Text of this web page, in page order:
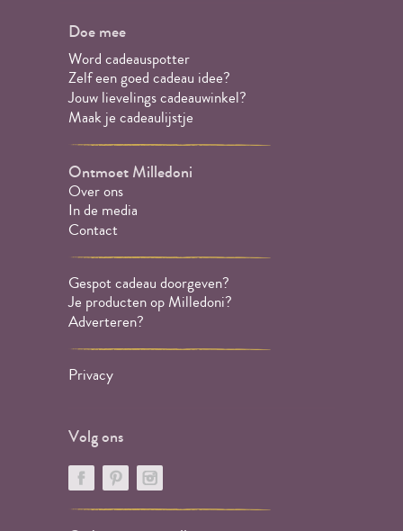
Doe mee
Word cadeauspotter
Zelf een goed cadeau idee?
Jouw lievelings cadeauwinkel?
Maak je cadeaulijstje
Ontmoet Milledoni
Over ons
In de media
Contact
Gespot cadeau doorgeven?
Je producten op Milledoni?
Adverteren?
Privacy
Volg ons